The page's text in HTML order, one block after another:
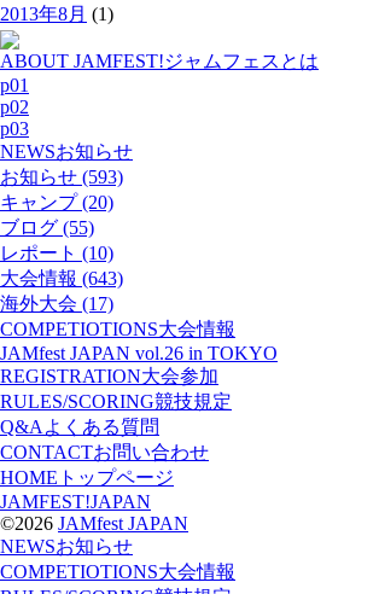
2013年8月 (1)
ABOUT JAMFEST!ジャムフェスとは
p01
p02
p03
NEWSお知らせ
お知らせ (593)
キャンプ (20)
ブログ (55)
レポート (10)
大会情報 (643)
海外大会 (17)
COMPETIOTIONS大会情報
JAMfest JAPAN vol.26 in TOKYO
REGISTRATION大会参加
RULES/SCORING競技規定
Q&A よくある質問
CONTACTお問い合わせ
HOME トップページ
JAMFEST!JAPAN
©2026 JAMfest JAPAN
NEWSお知らせ
COMPETIOTIONS大会情報